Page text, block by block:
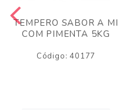
TEMPERO SABOR A MI
COM PIMENTA 5KG
Código: 40177